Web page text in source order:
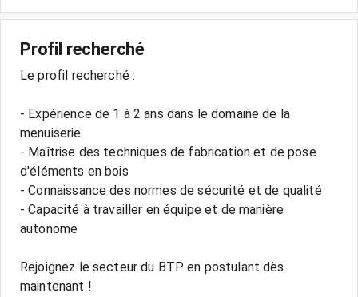
Profil recherché
Le profil recherché :
- Expérience de 1 à 2 ans dans le domaine de la
menuiserie
- Maîtrise des techniques de fabrication et de pose
d'éléments en bois
- Connaissance des normes de sécurité et de qualité
- Capacité à travailler en équipe et de manière
autonome
Rejoignez le secteur du BTP en postulant dès